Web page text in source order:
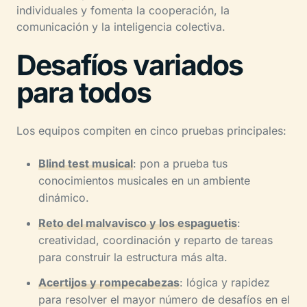
individuales y fomenta la cooperación, la
comunicación y la inteligencia colectiva.
Desafíos variados
para todos
Los equipos compiten en cinco pruebas principales:
Blind test musical: pon a prueba tus
conocimientos musicales en un ambiente
dinámico.
Reto del malvavisco y los espaguetis:
creatividad, coordinación y reparto de tareas
para construir la estructura más alta.
Acertijos y rompecabezas: lógica y rapidez
para resolver el mayor número de desafíos en el